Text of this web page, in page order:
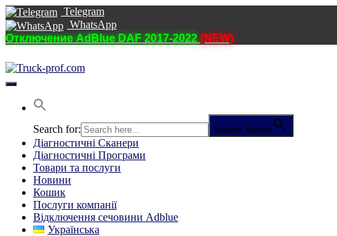
Telegram
WhatsApp
Отключение AdBlue DAF 2017-2022 (NEW)
Перемкнути
навігацію
Search for: Search Button
Діагностичні Cканери
Діагностичні Програми
Товари та послуги
Новини
Кошик
Послуги компанії
Відключення сечовини Adblue
Українська